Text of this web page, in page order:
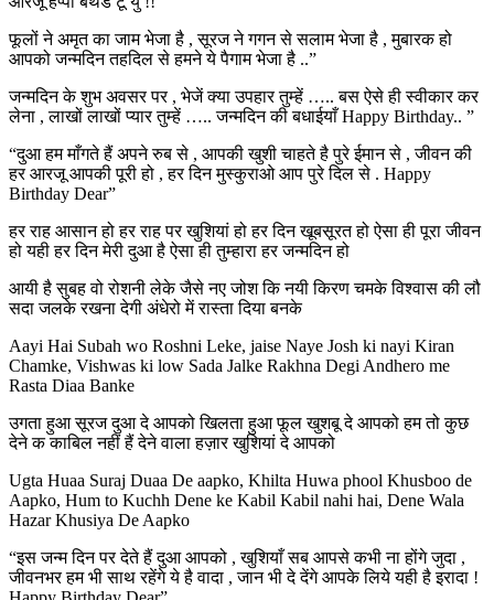
फूलों ने अमृत का जाम भेजा है , सूरज ने गगन से सलाम भेजा है , मुबारक हो
आपको जन्मदिन तहदिल से हमने ये पैगाम भेजा है ..”
जन्मदिन के शुभ अवसर पर , भेजें क्या उपहार तुम्हें ….. बस ऐसे ही स्वीकार कर
लेना , लाखों लाखों प्यार तुम्हें ….. जन्मदिन की बधाईयाँ Happy Birthday.. ”
“दुआ हम माँगते हैं अपने रुब से , आपकी खुशी चाहते है पुरे ईमान से , जीवन की
हर आरजू आपकी पूरी हो , हर दिन मुस्कुराओ आप पुरे दिल से . Happy
Birthday Dear”
हर राह आसान हो हर राह पर खुशियां हो हर दिन खूबसूरत हो ऐसा ही पूरा जीवन
हो यही हर दिन मेरी दुआ है ऐसा ही तुम्हारा हर जन्मदिन हो
आयी है सुबह वो रोशनी लेके जैसे नए जोश कि नयी किरण चमके विश्वास की लौ
सदा जलके रखना देगी अंधेरो में रास्ता दिया बनके
Aayi Hai Subah wo Roshni Leke, jaise Naye Josh ki nayi Kiran
Chamke, Vishwas ki low Sada Jalke Rakhna Degi Andhero me
Rasta Diaa Banke
उगता हुआ सूरज दुआ दे आपको खिलता हुआ फूल खुशबू दे आपको हम तो कुछ
देने क काबिल नहीं हैं देने वाला हज़ार खुशियां दे आपको
Ugta Huaa Suraj Duaa De aapko, Khilta Huwa phool Khusboo de
Aapko, Hum to Kuchh Dene ke Kabil Kabil nahi hai, Dene Wala
Hazar Khusiya De Aapko
“इस जन्म दिन पर देते हैं दुआ आपको , खुशियाँ सब आपसे कभी ना होंगे जुदा ,
जीवनभर हम भी साथ रहेंगे ये है वादा , जान भी दे देंगे आपके लिये यही है इरादा !